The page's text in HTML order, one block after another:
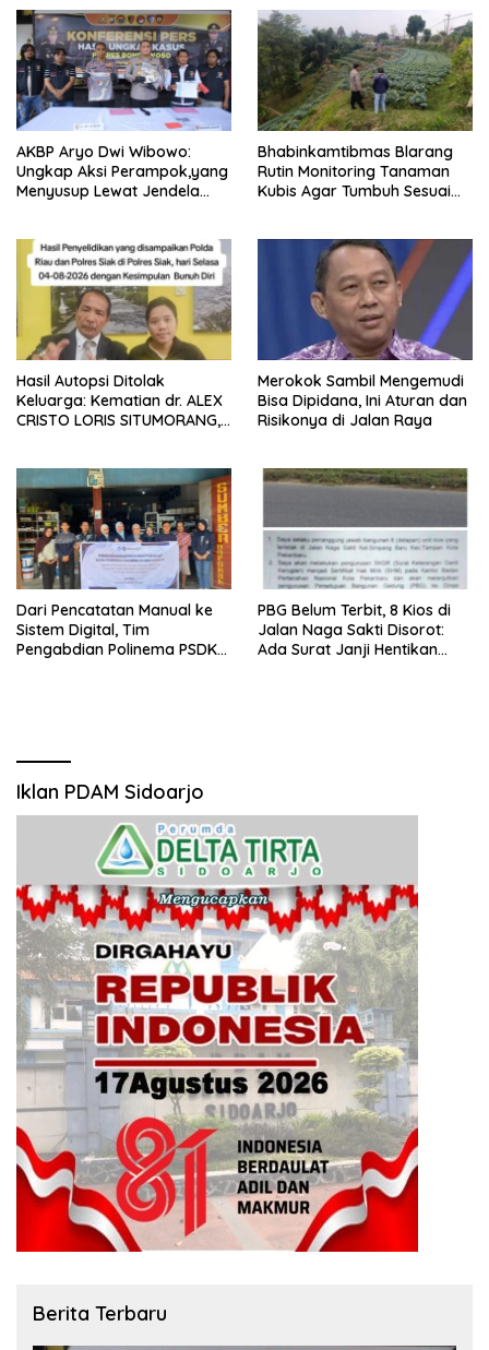
AKBP Aryo Dwi Wibowo:
Ungkap Aksi Perampok,yang
Menyusup Lewat Jendela
Bhabinkamtibmas Blarang
Rutin Monitoring Tanaman
Kubis Agar Tumbuh Sesuai
Hasil Autopsi Ditolak
Keluarga: Kematian dr. ALEX
CRISTO LORIS SITUMORANG,
Merokok Sambil Mengemudi
Bisa Dipidana, Ini Aturan dan
Risikonya di Jalan Raya
Dari Pencatatan Manual ke
Sistem Digital, Tim
Pengabdian Polinema PSDKU
PBG Belum Terbit, 8 Kios di
Jalan Naga Sakti Disorot:
Ada Surat Janji Hentikan
Iklan PDAM Sidoarjo
Berita Terbaru